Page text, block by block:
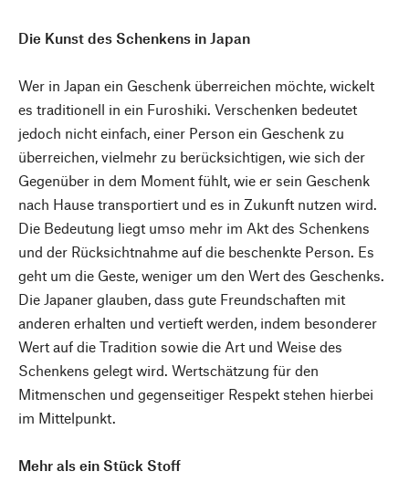
Die Kunst des Schenkens in Japan
Wer in Japan ein Geschenk überreichen möchte, wickelt
es traditionell in ein Furoshiki. Verschenken bedeutet
jedoch nicht einfach, einer Person ein Geschenk zu
überreichen, vielmehr zu berücksichtigen, wie sich der
Gegenüber in dem Moment fühlt, wie er sein Geschenk
nach Hause transportiert und es in Zukunft nutzen wird.
Die Bedeutung liegt umso mehr im Akt des Schenkens
und der Rücksichtnahme auf die beschenkte Person. Es
geht um die Geste, weniger um den Wert des Geschenks.
Die Japaner glauben, dass gute Freundschaften mit
anderen erhalten und vertieft werden, indem besonderer
Wert auf die Tradition sowie die Art und Weise des
Schenkens gelegt wird. Wertschätzung für den
Mitmenschen und gegenseitiger Respekt stehen hierbei
im Mittelpunkt.
Mehr als ein Stück Stoff